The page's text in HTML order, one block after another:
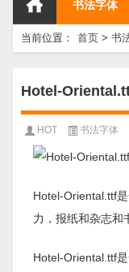
书法字体
当前位置： 首页 > 书
Hotel-
HOT 书法字体
Hotel-Oriental.ttf
力，报纸和杂志和
Hotel-Oriental.ttf